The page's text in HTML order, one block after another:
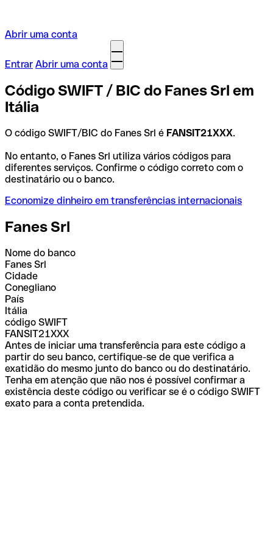
Abrir uma conta
Entrar Abrir uma conta
Código SWIFT / BIC do Fanes Srl em
Itália
O código SWIFT/BIC do Fanes Srl é FANSIT21XXX.
No entanto, o Fanes Srl utiliza vários códigos para
diferentes serviços. Confirme o código correto com o
destinatário ou o banco.
Economize dinheiro em transferências internacionais
Fanes Srl
Nome do banco
Fanes Srl
Cidade
Conegliano
País
Itália
código SWIFT
FANSIT21XXX
Antes de iniciar uma transferência para este código a
partir do seu banco, certifique-se de que verifica a
exatidão do mesmo junto do banco ou do destinatário.
Tenha em atenção que não nos é possível confirmar a
existência deste código ou verificar se é o código SWIFT
exato para a conta pretendida.